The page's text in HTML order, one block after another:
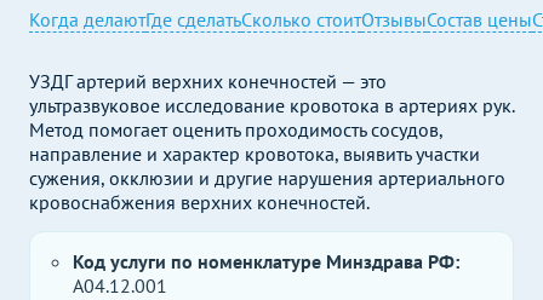
Когда делаютГде сделатьСколько стоитОтзывыСостав цены
УЗДГ артерий верхних конечностей — это
ультразвуковое исследование кровотока в артериях рук.
Метод помогает оценить проходимость сосудов,
направление и характер кровотока, выявить участки
сужения, окклюзии и другие нарушения артериального
кровоснабжения верхних конечностей.
Код услуги по номенклатуре Минздрава РФ:
A04.12.001